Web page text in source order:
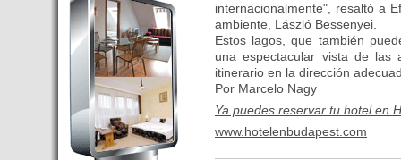
éste sí es un ‘gran hotel
Budapest’.
- Hoteles en BUDAPEST:
Resultados octubre de 2016,
subida del 15% ocupación y
del 25,6% en el RevPar
- Nuevo Hotel en Budapest
bajo la marca Exe Hotusa
internacionalmente", resaltó a
ambiente, László Bessenyei.
Estos lagos, que también
una espectacular vista de
itinerario en la dirección
Por Marcelo Nagy
Ya puedes reservar tu hotel en
www.hotelenbudapest.com